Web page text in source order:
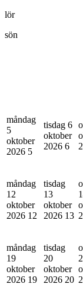
lör
sön
måndag
5
oktober
2026 5
tisdag 6
oktober
2026 6
måndag
12
oktober
2026 12
tisdag
13
oktober
2026 13
måndag
19
oktober
2026 19
tisdag
20
oktober
2026 20